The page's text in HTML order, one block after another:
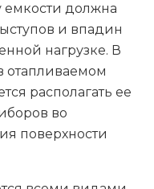
емкости должна
и впадин
нагрузке. В
отапливаемом
располагать ее
во
поверхности